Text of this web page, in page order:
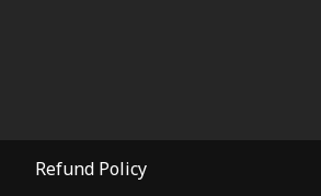
Refund Policy